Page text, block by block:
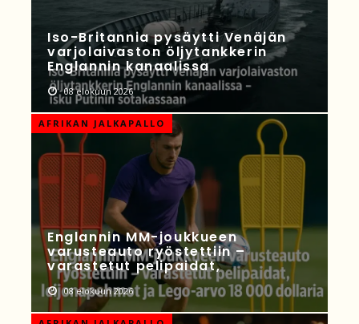
Iso-Britannia pysäytti Venäjän
varjolaivaston öljytankkerin
Englannin kanaalissa
08 elokuun 2026
AFRIKAN JALKAPALLO
Englannin MM-joukkueen
varusteauto ryöstettiin –
varastetut pelipaidat,
08 elokuun 2026